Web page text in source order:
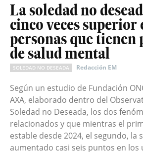
La soledad no
cinco veces superior
personas que tienen
de salud mental
SOLEDAD NO DESEADA Redacción EM
Según un estudio de Fundación
AXA, elaborado dentro del
Soledad no Deseada, los dos
relacionados y que mientras el
estable desde 2024, el segundo, la
aumentado casi seis puntos en los